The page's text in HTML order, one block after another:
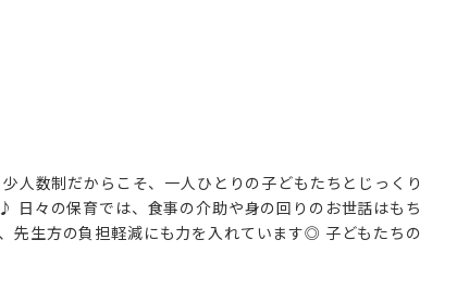
人数制だからこそ、一人ひとりの子どもたちとじっくり
日々の保育では、食事の介助や身の回りのお世話はもち
先生方の負担軽減にも力を入れています◎ 子どもたちの